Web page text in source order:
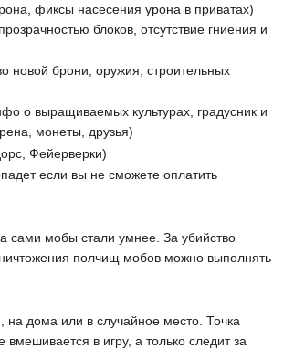
фиксы насесения урона в приватах)
блоков, отсутствие гниения и
новой брони, оружия, строительных
о выращиваемых культурах, градусник и
монеты, друзья)
Фейерверки)
если вы не сможете оплатить
сами мобы стали умнее. За убийство
полчищ мобов можно выполнять
дома или в случайное место. Точка
в игру, а только следит за